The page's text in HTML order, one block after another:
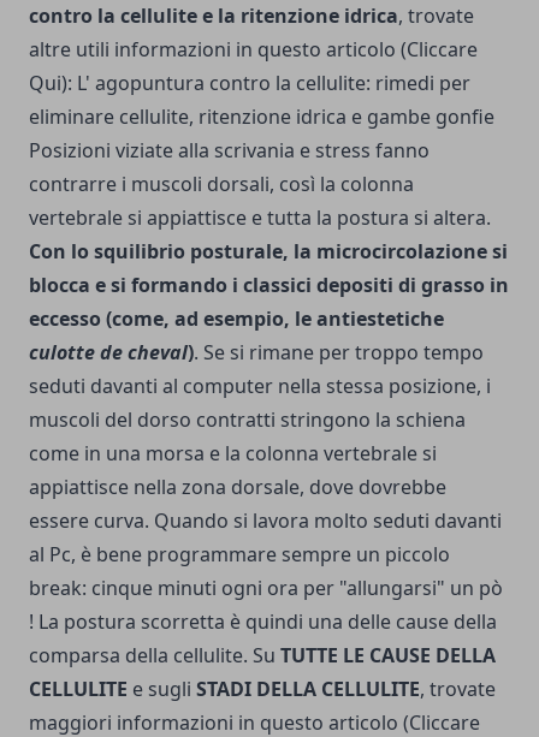
contro la cellulite e la ritenzione idrica, trovate
altre utili informazioni in questo articolo (Cliccare
Qui): L' agopuntura contro la cellulite: rimedi per
eliminare cellulite, ritenzione idrica e gambe gonfie
Posizioni viziate alla scrivania e stress fanno
contrarre i muscoli dorsali, così la colonna
vertebrale si appiattisce e tutta la postura si altera.
Con lo squilibrio posturale, la microcircolazione si
blocca e si formando i classici depositi di grasso in
eccesso (come, ad esempio, le antiestetiche
culotte de cheval). Se si rimane per troppo tempo
seduti davanti al computer nella stessa posizione, i
muscoli del dorso contratti stringono la schiena
come in una morsa e la colonna vertebrale si
appiattisce nella zona dorsale, dove dovreb­be
essere curva. Quando si lavora molto seduti davanti
al Pc, è bene programmare sempre un piccolo
break: cinque minuti ogni ora per "allungarsi" un pò
! La postura scorretta è quindi una delle cause della
comparsa della cellulite. Su TUTTE LE CAUSE DELLA
CELLULITE e sugli STADI DELLA CELLULITE, trovate
maggiori informazioni in questo articolo (Cliccare